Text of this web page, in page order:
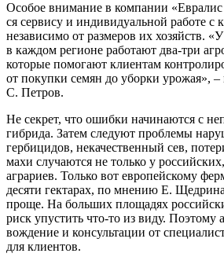
Осо­бое вни­ма­ние в ком­па­нии
ся сер­ви­су и инди­ви­ду­аль­ной рабо­те с
неза­ви­си­мо от раз­ме­ров их хозяйств.
в каж­дом реги­оне рабо­та­ют два-три
кото­рые помо­га­ют кли­ен­там
от покуп­ки семян до убор­ки уро­жая», –
С. Петров.
Не сек­рет, что ошиб­ки начи­на­ют­ся с
гибри­да. Затем сле­ду­ют про­бле­мы
гер­би­ци­дов, нека­че­ствен­ный сев,
ма­хи слу­ча­ют­ся не толь­ко у
агра­ри­ев. Толь­ко вот евро­пей­ско­му
деся­ти гек­та­рах, по мне­нию Е.
про­ще. На боль­ших пло­ща­дях
риск упу­стить что-то из виду. Поэто­му
вож­де­ние и кон­суль­та­ции от
для клиентов.